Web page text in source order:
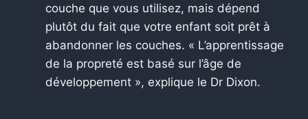
couche que vous utilisez, mais dépend
plutôt du fait que votre enfant soit prêt à
abandonner les couches. « L’apprentissage
de la propreté est basé sur l’âge de
développement », explique le Dr Dixon.